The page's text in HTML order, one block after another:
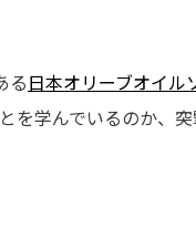
る日本オリーブオイル
を学んでいるのか、突